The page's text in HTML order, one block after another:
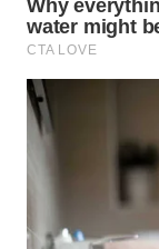
WN
TEBING
KARAWANG